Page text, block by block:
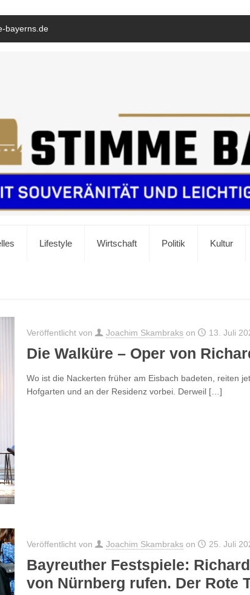
bayerns.de
Lifestyle Wirtschaft Politik Kultur
Veröffentlicht von Joachim Skambraks on 13. Juli
Die Walküre – Oper von
Wo ist die Nackerten früher am Eisbach badeten, reiten
Hofgarten und an der Residenz vorbei. Derweil[…]
Veröffentlicht von Joachim Skambraks on 25. Juli
Bayreuther Festspiele:
von Nürnberg rufen. Der Rote